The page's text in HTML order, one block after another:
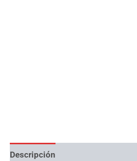
Descripción